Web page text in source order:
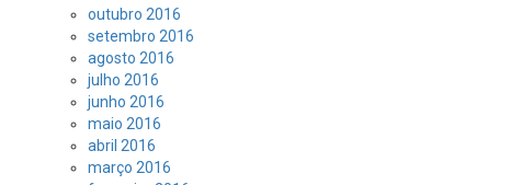
outubro 2016
setembro 2016
agosto 2016
julho 2016
junho 2016
maio 2016
abril 2016
março 2016